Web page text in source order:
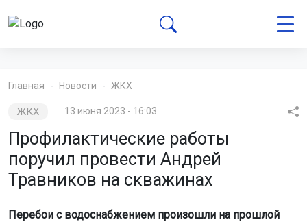
Главная Новости ЖКХ
ЖКХ 13 июня 2023 - 16:03
Профилактические работы
поручил провести Андрей
Травников на скважинах
Перебои с водоснабжением произошли на прошлой